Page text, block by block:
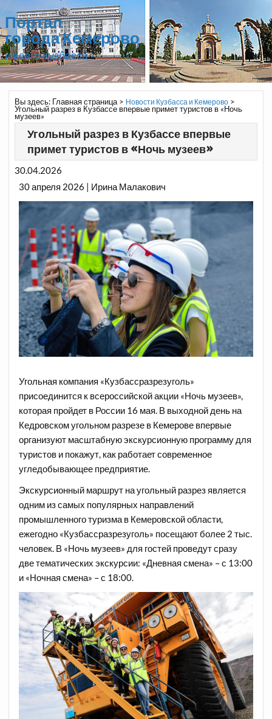
Портал
города Кемерово
и всего Кузбасса
Вы здесь: Главная страница> Новости Кузбасса и Кемерово>
Угольный разрез в Кузбассе впервые примет туристов в «Ночь
музеев»
Угольный разрез в Кузбассе впервые
примет туристов в «Ночь музеев»
30.04.2026
30 апреля 2026 | Ирина Малакович
Угольная компания «Кузбассразрезуголь»
присоединится к всероссийской акции «Ночь музеев»,
которая пройдет в России 16 мая. В выходной день на
Кедровском угольном разрезе в Кемерове впервые
организуют масштабную экскурсионную программу для
туристов и покажут, как работает современное
угледобывающее предприятие.
Экскурсионный маршрут на угольный разрез является
одним из самых популярных направлений
промышленного туризма в Кемеровской области,
ежегодно «Кузбассразрезуголь» посещают более 2 тыс.
человек. В «Ночь музеев» для гостей проведут сразу
две тематических экскурсии: «Дневная смена» – с 13:00
и «Ночная смена» – с 18:00.